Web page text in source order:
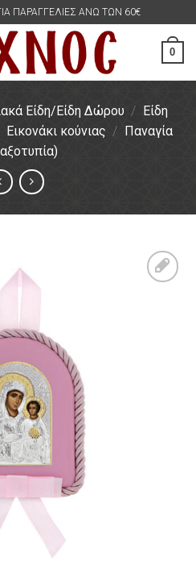
ΠΑΡΑΓΓΕΛΙΕΣ ΑΝΩ ΤΩΝ 60€
0
Είδη/Είδη Δώρου / Είδη
Εικονάκι κούνιας / Παναγία